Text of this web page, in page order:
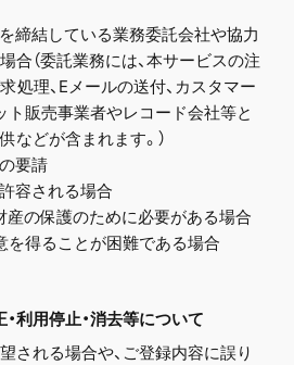
締結している業務委託会社や協力
合（委託業務には、本サービスの注
処理、Eメールの送付、カスタマー
ト販売事業者やレコード会社等と
などが含まれます。）
要請
容される場合
産の保護のために必要がある場合
を得ることが困難である場合
利用停止・消去等について
される場合や、ご登録内容に誤り